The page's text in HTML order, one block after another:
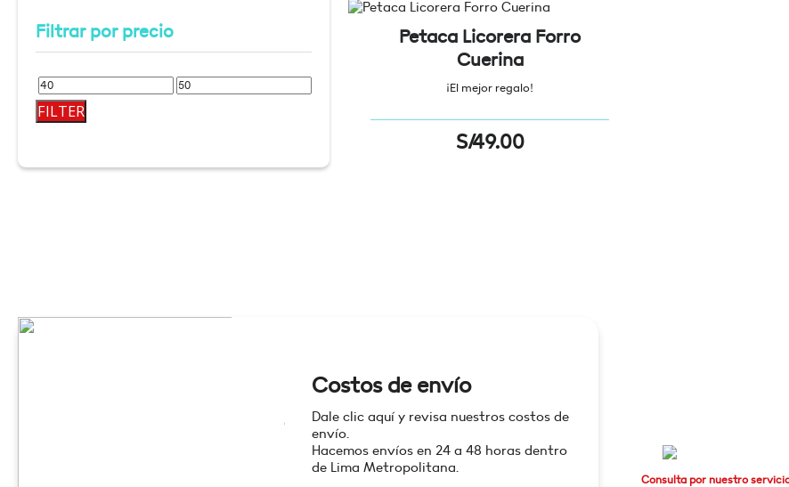
Filtrar por precio
Min
price
Max
FILTER
Petaca Licorera Forro
Cuerina
¡El mejor regalo!
S/49.00
Costos de envío
Dale clic aquí y revisa nuestros costos de
envío.
Hacemos envíos en 24 a 48 horas dentro
de Lima Metropolitana.
Consulta por nuestro